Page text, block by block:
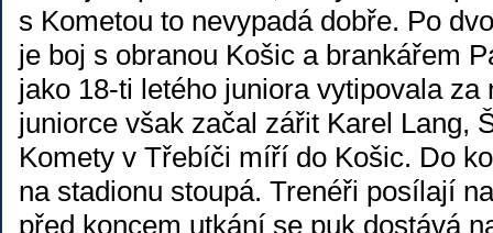
s Kometou to nevypadá dobře. Po
je boj s obranou Košic a brankářem
jako 18-ti letého juniora vytipovala
juniorce však začal zářit Karel Lang,
Komety v Třebíči míří do Košic. Do
na stadionu stoupá. Trenéři posílají
před koncem utkání se puk dostává